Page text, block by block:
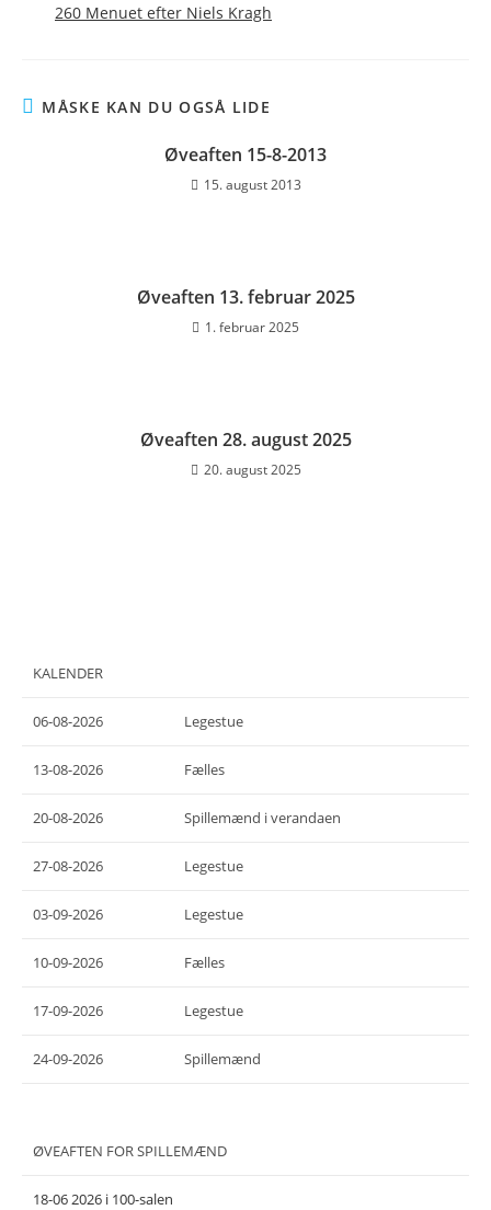
260 Menuet efter Niels Kragh
MÅSKE KAN DU OGSÅ LIDE
Øveaften 15-8-2013
15. august 2013
Øveaften 13. februar 2025
1. februar 2025
Øveaften 28. august 2025
20. august 2025
KALENDER
06-08-2026 Legestue
13-08-2026 Fælles
20-08-2026 Spillemænd i verandaen
27-08-2026 Legestue
03-09-2026 Legestue
10-09-2026 Fælles
17-09-2026 Legestue
24-09-2026 Spillemænd
ØVEAFTEN FOR SPILLEMÆND
18-06 2026 i 100-salen